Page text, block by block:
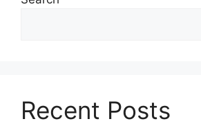
Recent Posts